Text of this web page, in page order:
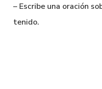
– Escribe una oración
tenido.